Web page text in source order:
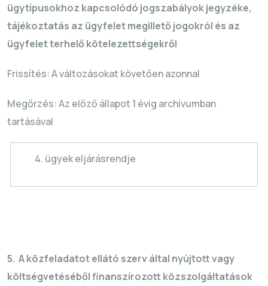
ügytípusokhoz kapcsolódó jogszabályok jegyzéke,
tájékoztatás az ügyfelet megillető jogokról és az
ügyfelet terhelő kötelezettségekről
Frissítés: A változásokat követően azonnal
Megőrzés: Az előző állapot 1 évig archívumban
tartásával
4. ügyek eljárásrendje
5. A közfeladatot ellátó szerv által nyújtott vagy
költségvetéséből finanszírozott közszolgáltatások